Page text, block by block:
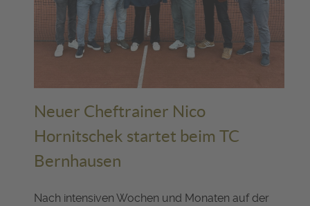
Neuer Cheftrainer Nico
Hornitschek startet beim TC
Bernhausen
Nach intensiven Wochen und Monaten auf der